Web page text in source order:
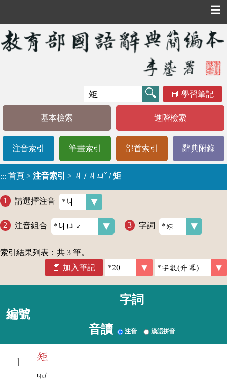
☰
學習筆記
基本檢索 進階檢索
注音索引 筆畫索引 部首索引 辭典附錄
::: 首頁 > 注音索引 > ㄐ / ㄐㄩˇ / 矩
請選擇注音
注音組合 字詞
索引結果列表：共 3 筆。
加入筆記
編號
字詞
音讀 注音 漢語拼音
1
矩
ㄐㄩ
ˇ